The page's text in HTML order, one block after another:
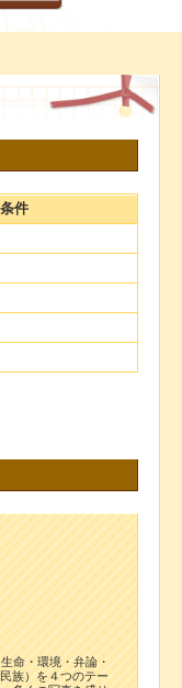
条件
命・環境・弁論・
族）を４つのテー